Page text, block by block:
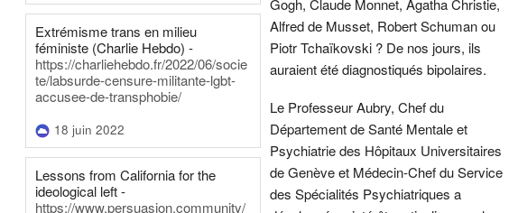
Extrémisme trans en milieu
féministe (Charlie Hebdo) -
https://charliehebdo.fr/2022/06/socie
te/labsurde-censure-militante-lgbt-
accusee-de-transphobie/
18 juin 2022
Lessons from California for the
ideological left -
https://www.persuasion.community/
Alfred de Musset, Robert Schuman ou
Piotr Tchaïkovski ? De nos jours, ils
auraient été diagnostiqués bipolaires.
Le Professeur Aubry, Chef du
Département de Santé Mentale et
Psychiatrie des Hôpitaux Universitaires
de Genève et Médecin-Chef du Service
des Spécialités Psychiatriques a